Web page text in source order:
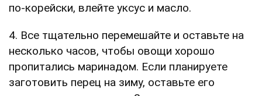
по-корейски, влейте уксус и масло.
4. Все тщательно перемешайте и оставьте на
несколько часов, чтобы овощи хорошо
пропитались маринадом. Если планируете
заготовить перец на зиму, оставьте его